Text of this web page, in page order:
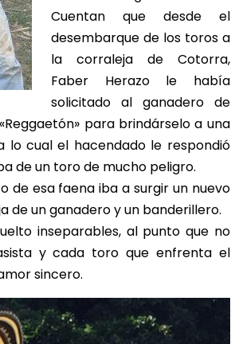
Cuentan que desde el
desembarque de los toros a
la corraleja de Cotorra,
Faber Herazo le había
solicitado al ganadero de
para brindárselo a una
cual el hacendado le respondió
de un toro de mucho peligro.
de esa faena iba a surgir un nuevo
de un ganadero y un banderillero.
inseparables, al punto que no
y cada toro que enfrenta el
sincero.